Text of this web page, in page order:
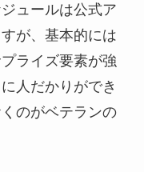
ュールは公式ア
が、基本的には
ライズ要素が強
人だかりができ
のがベテランの